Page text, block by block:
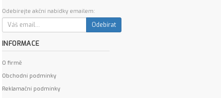
Odebírejte akční nabídky emailem:
Odebírat
INFORMACE
O firmě
Obchodní podmínky
Reklamační podmínky